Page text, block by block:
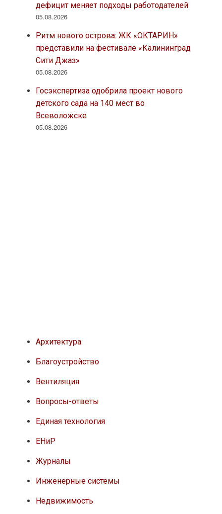
дефицит меняет подходы работодателей
05.08.2026
Ритм нового острова: ЖК «ОКТАРИН»
представили на фестивале «Калининград
Сити Джаз»
05.08.2026
Госэкспертиза одобрила проект нового
детского сада на 140 мест во
Всеволожске
05.08.2026
Архитектура
Благоустройство
Вентиляция
Вопросы-ответы
Единая технология
ЕНиР
Журналы
Инженерные системы
Недвижимость